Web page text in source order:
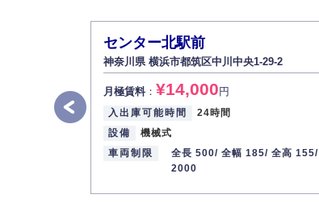
センター北駅前
神奈川県 横浜市都筑区中川中央1-29-2
月極賃料： ¥14,000円
入出庫可能時間
24時間
設備
機械式
車両制限
全長 500/ 全幅 185/ 全高 155/
2000